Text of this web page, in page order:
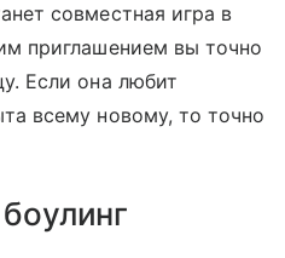
совместная игра в
приглашением вы точно
Если она любит
всему новому, то точно